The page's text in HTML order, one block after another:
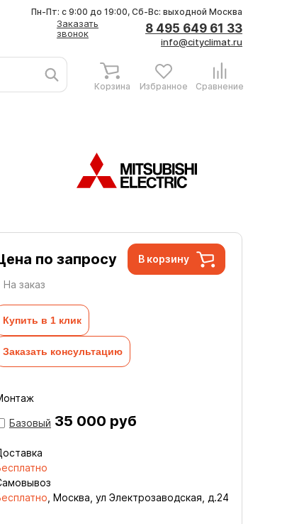
Заказать
звонок
8 495 649 61 33
info@cityclimat.ru
Пн-Пт: с 9:00 до 19:00, Сб-Вс: выходной Москва
Корзина Избранное Сравнение
по запросу В корзину
На заказ
Купить в 1 клик
Заказать консультацию
Базовый 35 000 руб
, Москва, ул Электрозаводская, д.24